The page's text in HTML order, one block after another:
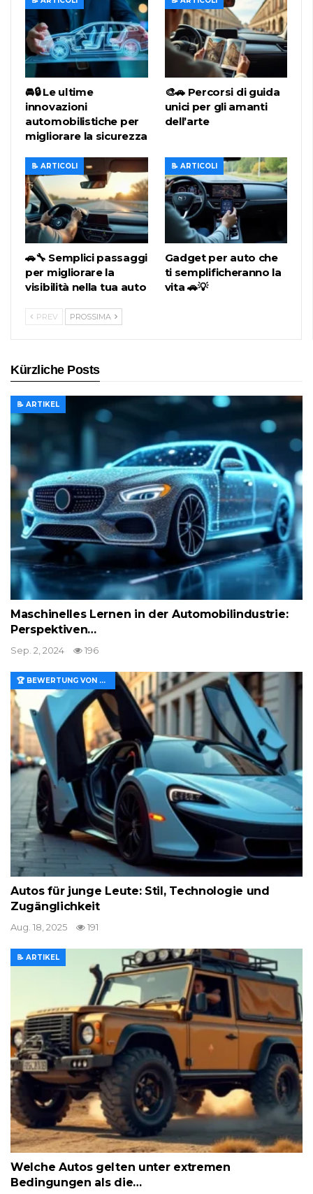
🚘🔒 Le ultime
innovazioni
automobilistiche per
migliorare la sicurezza
🎨🚗 Percorsi di guida
unici per gli amanti
dell’arte
📝 ARTICOLI
🚗🔧 Semplici passaggi
per migliorare la
visibilità nella tua auto
📝 ARTICOLI
Gadget per auto che
ti semplificheranno la
vita 🚗💡
PREV PROSSIMA
Kürzliche Posts
📝 ARTIKEL
Maschinelles Lernen in der Automobilindustrie:
Perspektiven…
Sep. 2, 2024 196
🏆 BEWERTUNG VON MERKMALEN UND WERT
Autos für junge Leute: Stil, Technologie und
Zugänglichkeit
Aug. 18, 2025 191
📝 ARTIKEL
Welche Autos gelten unter extremen
Bedingungen als die…